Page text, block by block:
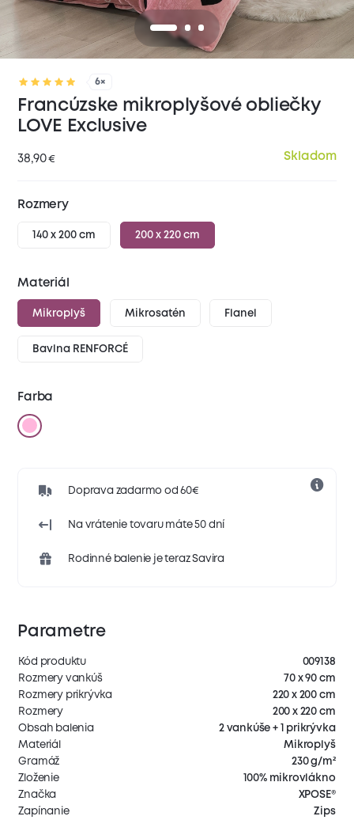
6×
Francúzske mikroplyšové obliečky
LOVE Exclusive
38,90€ Skladom
Rozmery
140 x 200 cm 200 x 220 cm
Materiál
Mikroplyš Mikrosatén Flanel
Bavlna RENFORCÉ
Farba
Doprava zadarmo od 60€
Na vrátenie tovaru máte 50 dní
Rodinné balenie je teraz Savira
Parametre
Kód produktu
009138
Rozmery vankúš
70 x 90 cm
Rozmery prikrývka
220 x 200 cm
Rozmery
200 x 220 cm
Obsah balenia
2 vankúše + 1 prikrývka
Materiál
Mikroplyš
Gramáž
230 g/m²
Zloženie
100% mikrovlákno
Značka
XPOSE®
Zapínanie
Zips